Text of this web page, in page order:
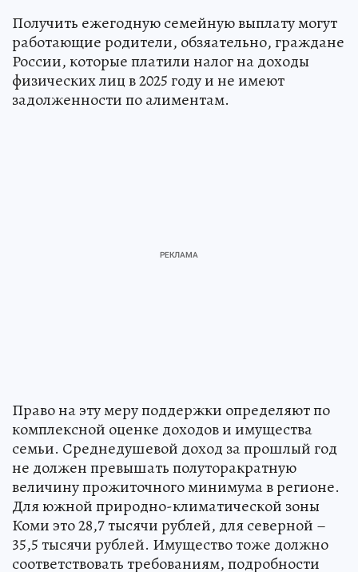
Получить ежегодную семейную выплату могут
работающие родители, обзяательно, граждане
России, которые платили налог на доходы
физических лиц в 2025 году и не имеют
задолженности по алиментам.
Право на эту меру поддержки определяют по
комплексной оценке доходов и имущества
семьи. Среднедушевой доход за прошлый год
не должен превышать полуторакратную
величину прожиточного минимума в регионе.
Для южной природно-климатической зоны
Коми это 28,7 тысячи рублей, для северной –
35,5 тысячи рублей. Имущество тоже должно
соответствовать требованиям, подробности